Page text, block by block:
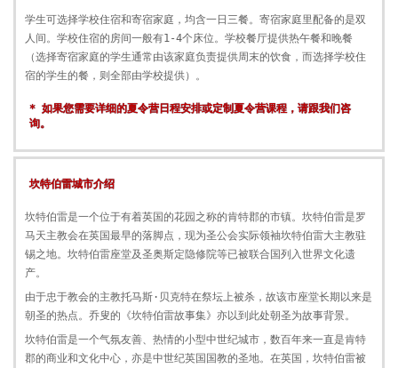
学生可选择学校住宿和寄宿家庭，均含一日三餐。寄宿家庭里配备的是双
人间。学校住宿的房间一般有1-4个床位。学校餐厅提供热午餐和晚餐
（选择寄宿家庭的学生通常由该家庭负责提供周末的饮食，而选择学校住
宿的学生的餐，则全部由学校提供）。
* 如果您需要详细的夏令营日程安排或定制夏令营课程，请跟我们咨
询。
坎特伯雷城市介绍
坎特伯雷是一个位于有着英国的花园之称的肯特郡的市镇。坎特伯雷是罗
马天主教会在英国最早的落脚点，现为圣公会实际领袖坎特伯雷大主教驻
锡之地。坎特伯雷座堂及圣奥斯定隐修院等已被联合国列入世界文化遗
产。
由于忠于教会的主教托马斯·贝克特在祭坛上被杀，故该市座堂长期以来是
朝圣的热点。乔叟的《坎特伯雷故事集》亦以到此处朝圣为故事背景。
坎特伯雷是一个气氛友善、热情的小型中世纪城市，数百年来一直是肯特
郡的商业和文化中心，亦是中世纪英国国教的圣地。在英国，坎特伯雷被